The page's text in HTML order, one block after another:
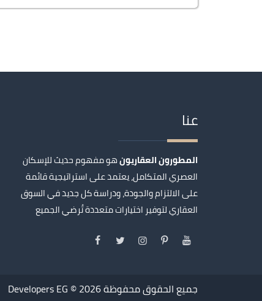
عنا
المطورون العقاريونهو مفهوم حديث للإسكان
العصري المتكامل، يعتمد على استراتيجية قائمة
على الالتزام والجودة، ودراسة كل جديد في السوق
العقاري لتوفير اختيارات متعددة تُرضي الجميع
جميع الحقوق محفوظة 2026 © Developers EG